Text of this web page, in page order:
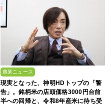
農業ニュース
現実となった、神明HDトップの「警
告」。銘柄米の店頭価格3000円台前
半への回帰と、令和8年産米に待ち受